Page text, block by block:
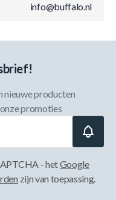
info@buffalo.nl
nieuwe producten
promoties
- hetGoogle
zijn van toepassing.